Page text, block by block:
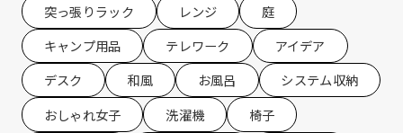
突っ張りラック
レンジ
庭
キャンプ用品
テレワーク
アイデア
デスク
和風 お風呂
システム収納
おしゃれ女子
洗濯機
椅子